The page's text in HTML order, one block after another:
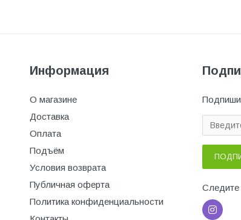
Информация
О магазине
Доставка
Оплата
Подъём
Условия возврата
Публичная оферта
Политика конфиденциальности
Следите